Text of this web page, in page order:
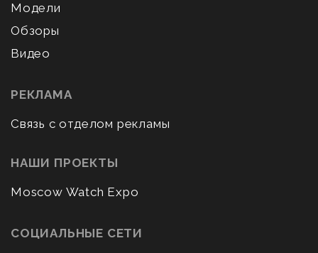
Модели
Обзоры
Видео
РЕКЛАМА
Связь с отделом рекламы
НАШИ ПРОЕКТЫ
Moscow Watch Expo
СОЦИАЛЬНЫЕ СЕТИ